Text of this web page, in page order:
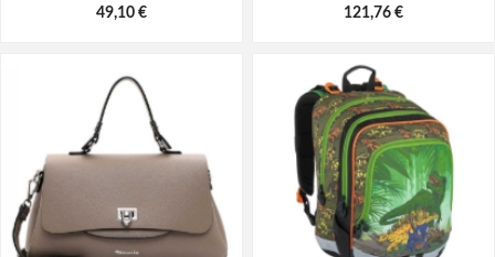
49,10 € 121,76 €